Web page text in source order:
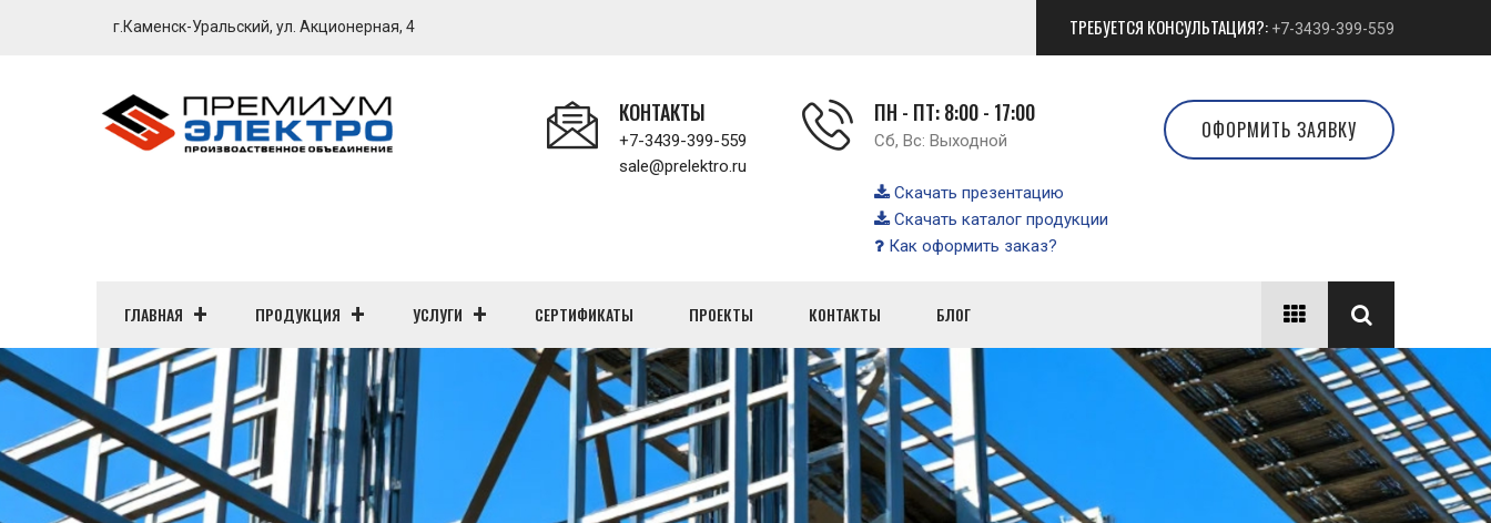
г.Каменск-Уральский, ул. Акционерная, 4 ТРЕБУЕТСЯ КОНСУЛЬТАЦИЯ?: +7-3439-399-559
КОНТАКТЫ
+7-3439-399-559
sale@prelektro.ru
ПН - ПТ: 8:00 - 17:00
Сб, Вс: Выходной
Скачать презентацию
Скачать каталог продукции
Как оформить заказ?
ОФОРМИТЬ ЗАЯВКУ
ГЛАВНАЯ ПРОДУКЦИЯ УСЛУГИ СЕРТИФИКАТЫ ПРОЕКТЫ КОНТАКТЫ БЛОГ